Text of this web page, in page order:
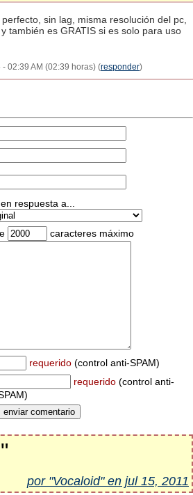
sin lag, misma resolución del pc,
también es GRATIS si es solo para uso
02:39 AM (02:39 horas) (responder)
en respuesta a...
caracteres máximo
requerido (control anti-SPAM)
requerido (control anti-
"
por "Vocaloid" en jul 15, 2011